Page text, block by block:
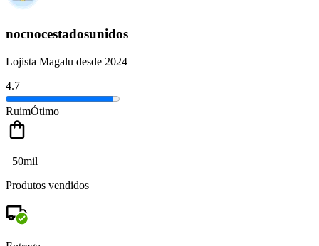
nocnocestadosunidos
Lojista Magalu desde 2024
4.7
RuimÓtimo
+50mil
Produtos vendidos